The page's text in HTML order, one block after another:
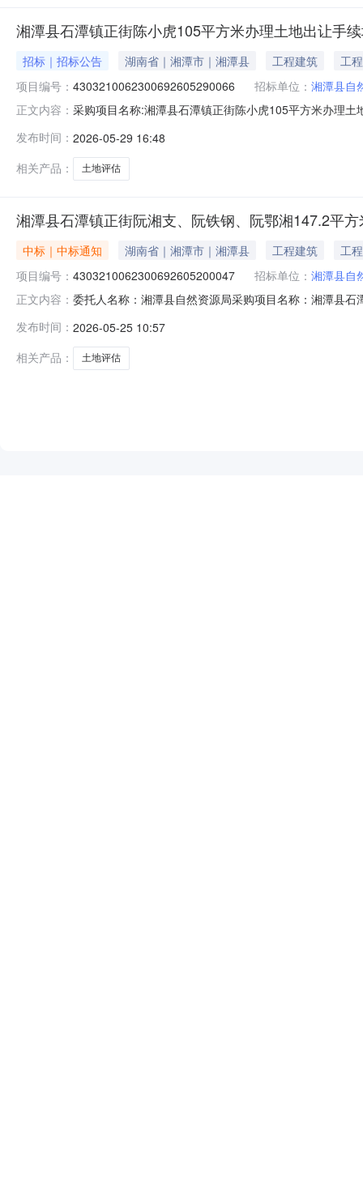
湘潭县石潭镇正街陈小虎105平方米办理土地出让手
招标｜招标公告 湖南省｜湘潭市｜湘潭县 工程建筑
工程
项目编号： 4303210062300692605290066 招标单位： 湘潭县自
正文内容： 采购项目名称:湘潭县石潭镇正街陈小虎105平方米办理
高金额：2000.0元金额说明服务金额为包干价服务内容
关估价监管系统审查或符
发布时间： 2026-05-29 16:48
相关产品：
土地评估
湘潭县石潭镇正街阮湘支、阮铁钢、阮鄂湘147.2平
中标｜中标通知 湖南省｜湘潭市｜湘潭县 工程建筑
工程
项目编号： 4303210062300692605200047 招标单位： 湘潭县自
正文内容： 委托人名称：湘潭县自然资源局采购项目名称：湘潭县
元）服务金额：￥1.0元至2000.0元金额说明：服务金额
发布时间： 2026-05-25 10:57
相关产品：
土地评估